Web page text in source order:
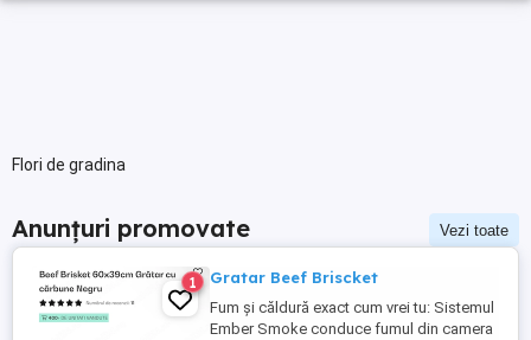
Flori de gradina
Anunțuri promovate Vezi toate
1 Gratar Beef Briscket
Fum și căldură exact cum vrei tu: Sistemul
Ember Smoke conduce fumul din camera